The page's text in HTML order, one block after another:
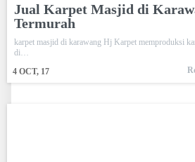
Jual Karpet Masjid di
Termurah
4 OCT, 17
karpet masjid di karawang Hj Karpet memproduksi
di…